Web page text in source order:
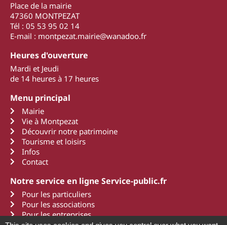
Place de la mairie
47360 MONTPEZAT
Tél : 05 53 95 02 14
E-mail : montpezat.mairie@wanadoo.fr
Heures d'ouverture
Mardi et Jeudi
de 14 heures à 17 heures
Menu principal
Mairie
Vie à Montpezat
Découvrir notre patrimoine
Tourisme et loisirs
Infos
Contact
Notre service en ligne Service-public.fr
Pour les particuliers
Pour les associations
Pour les entreprises